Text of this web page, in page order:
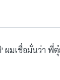
' ผมเชื่อมั่นว่า พี่